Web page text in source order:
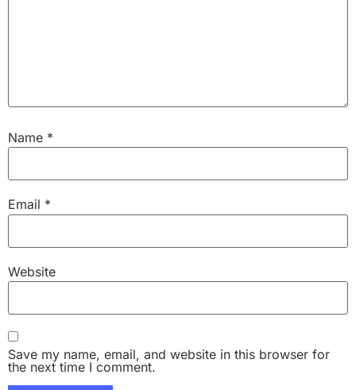
Name *
Email *
Website
Save my name, email, and website in this browser for
the next time I comment.